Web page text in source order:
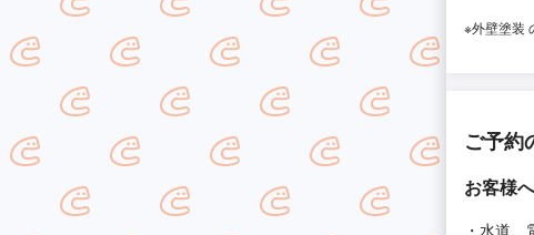
※外壁塗装
ご予約
お客様
・水道